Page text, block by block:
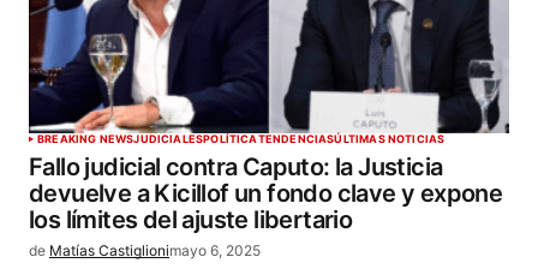
BREAKING NEWSJUDICIALESPOLÍTICATENDENCIASÚLTIMAS NOTICIAS
Fallo judicial contra Caputo: la Justicia
devuelve a Kicillof un fondo clave y expone
los límites del ajuste libertario
de Matías Castiglionimayo 6, 2025